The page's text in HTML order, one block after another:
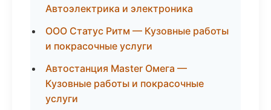
Автоэлектрика и электроника
ООО Статус Ритм — Кузовные работы
и покрасочные услуги
Автостанция Master Омега —
Кузовные работы и покрасочные
услуги